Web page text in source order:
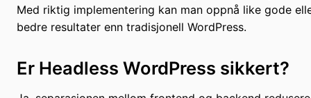
Med riktig implementering kan man oppnå like gode
bedre resultater enn tradisjonell WordPress.
Er Headless WordPress sikkert?